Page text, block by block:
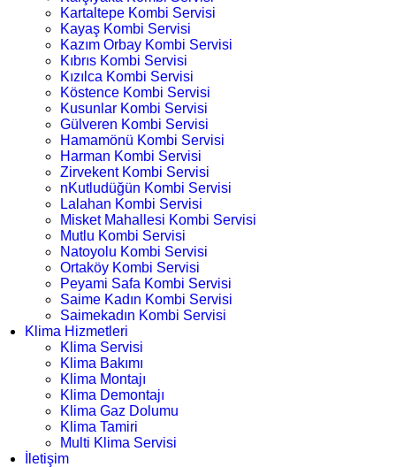
Kartaltepe Kombi Servisi
Kayaş Kombi Servisi
Kazım Orbay Kombi Servisi
Kıbrıs Kombi Servisi
Kızılca Kombi Servisi
Köstence Kombi Servisi
Kusunlar Kombi Servisi
Gülveren Kombi Servisi
Hamamönü Kombi Servisi
Harman Kombi Servisi
Zirvekent Kombi Servisi
nKutludüğün Kombi Servisi
Lalahan Kombi Servisi
Misket Mahallesi Kombi Servisi
Mutlu Kombi Servisi
Natoyolu Kombi Servisi
Ortaköy Kombi Servisi
Peyami Safa Kombi Servisi
Saime Kadın Kombi Servisi
Saimekadın Kombi Servisi
Klima Hizmetleri
Klima Servisi
Klima Bakımı
Klima Montajı
Klima Demontajı
Klima Gaz Dolumu
Klima Tamiri
Multi Klima Servisi
İletişim